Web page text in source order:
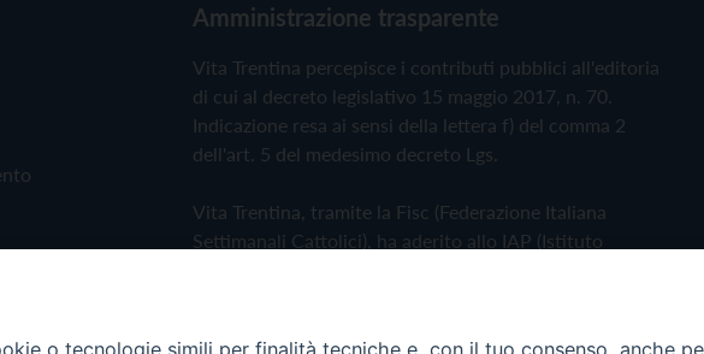
Amministrazione trasparente
Vita Trentina percepisce i contributi pubblici all'editoria
di cui al decreto legislativo 15 maggio 2017, n. 70.
Indicazione resa ai sensi della lettera f) del comma 2
dell'art. 5 del medesimo decreto Lgs.
Vita Trentina, tramite la Fisc (Federazione Italiana
Settimanali Cattolici), ha aderito allo IAP (Istituto
Privacy Policy Cookie Policy